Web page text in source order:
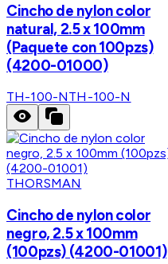
Cincho de nylon color
natural, 2.5 x 100mm
(Paquete con 100pzs)
(4200-01000)
TH-100-NTH-100-N
THORSMAN
Cincho de nylon color
negro, 2.5 x 100mm
(100pzs) (4200-01001)